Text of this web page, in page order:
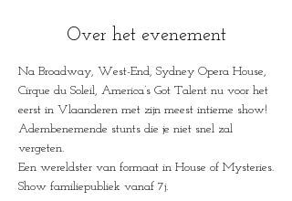
Over het evenement
Na Broadway, West-End, Sydney Opera House,
Cirque du Soleil, America’s Got Talent nu voor het
eerst in Vlaanderen met zijn meest intieme show!
Adembenemende stunts die je niet snel zal
vergeten.
Een wereldster van formaat in House of Mysteries.
Show familiepubliek vanaf 7j.